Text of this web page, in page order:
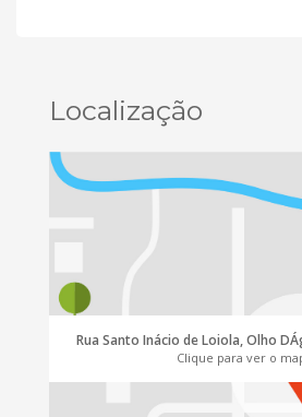
Localização
Rua Santo Inácio de Loiola, Olho
Clique para ver o